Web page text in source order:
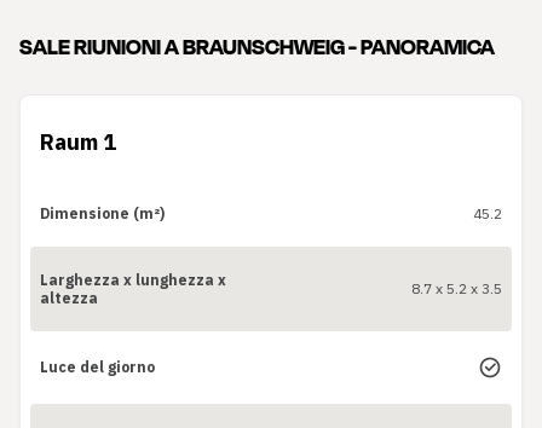
SALE RIUNIONI A BRAUNSCHWEIG - PANORAMICA
Raum 1
Dimensione (m²) 45.2
Larghezza x lunghezza x
altezza
8.7 x 5.2 x 3.5
Luce del giorno